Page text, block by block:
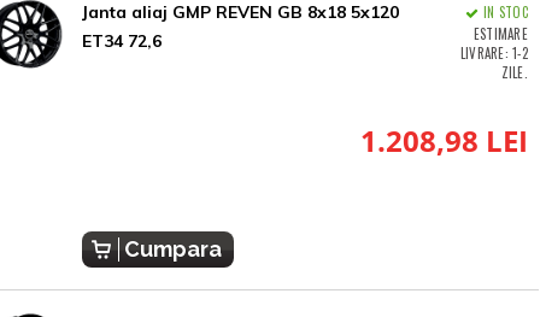
Janta aliaj GMP REVEN GB 8x18 5x120
ET34 72,6
IN STOC
ESTIMARE
LIVRARE: 1-2
ZILE.
1.208,98 LEI
Cumpara